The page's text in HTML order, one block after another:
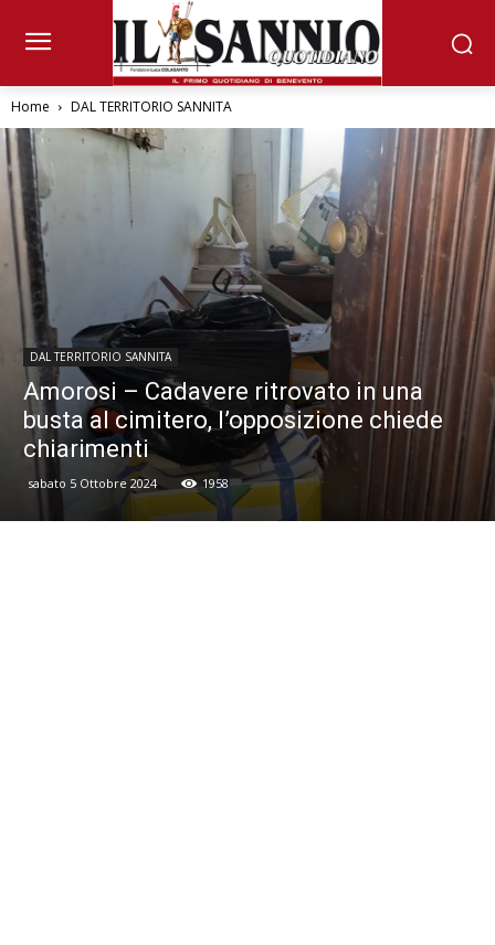
Home DAL TERRITORIO SANNITA
DAL TERRITORIO SANNITA
Amorosi – Cadavere ritrovato in una
busta al cimitero, l’opposizione chiede
chiarimenti
sabato 5 Ottobre 2024 1958